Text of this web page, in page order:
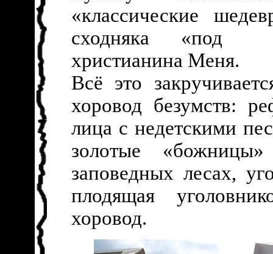
«классические
сходняка «под
христианина Меня.
Всё это
хоровод безумств:
лица с недетскими
золотые
заповедных лесах,
плодящая
хоровод.